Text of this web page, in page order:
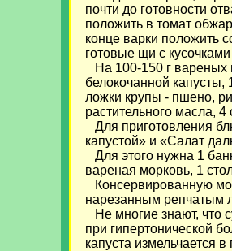
почти до готовности
положить в томат
конце варки положить
готовые щи с
На 100-150 г вареных
белокочанной капусты,
ложки крупы - пшено,
растительного масла,
Для приготовления
капустой» и «Салат
Для этого нужна 1
вареная морковь, 1
Консервированную
нарезанным репчатым
Не многие знают, что
при гипертонической
капуста измельчается